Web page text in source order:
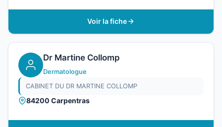
Voir la fiche
Dr Martine Collomp
Dermatologue
CABINET DU DR MARTINE COLLOMP
84200 Carpentras